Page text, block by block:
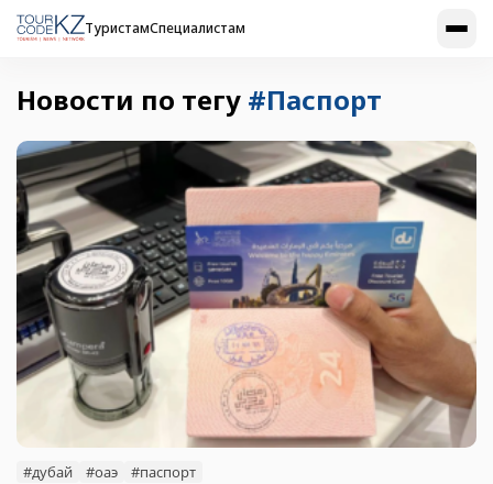
ТуристамСпециалистам
Новости по тегу #Паспорт
#дубай #оаэ #паспорт